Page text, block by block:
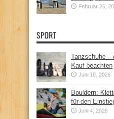
Februar 25,
SPORT
Tanzschuhe –
Kauf beachten
Juni 10, 2026
Bouldern:
für den
Juni 4, 2026